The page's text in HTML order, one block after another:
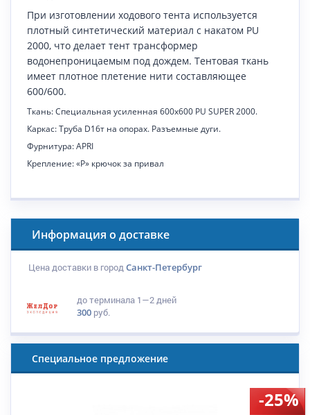
При изготовлении ходового тента используется
плотный синтетический материал с накатом PU
2000, что делает тент трансформер
водонепроницаемым под дождем. Тентовая ткань
имеет плотное плетение нити составляющее
600/600.
Ткань:Специальная усиленная 600x600 PU SUPER2000.
Каркас:Труба D16т на опорах. Разъемные дуги.
Фурнитура:APRI
Крепление: «Р» крючок за привал
Информация о доставке
Цена доставки в город Санкт-Петербург
до терминала 1—2 дней
300 руб.
Специальное предложение
-25%